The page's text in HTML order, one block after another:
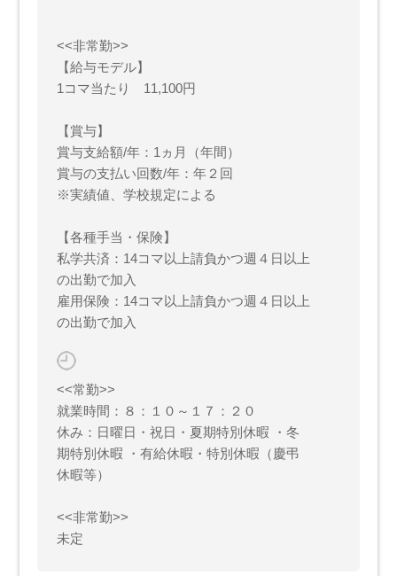
<<非常勤>>
【給与モデル】
1コマ当たり 11,100円
【賞与】
賞与支給額/年：1ヵ月（年間）
賞与の支払い回数/年：年２回
※実績値、学校規定による
【各種手当・保険】
私学共済：14コマ以上請負かつ週４日以上
の出勤で加入
雇用保険：14コマ以上請負かつ週４日以上
の出勤で加入
<<常勤>>
就業時間：８：１０～１７：２０
休み：日曜日・祝日・夏期特別休暇 ・冬
期特別休暇 ・有給休暇・特別休暇（慶弔
休暇等）
<<非常勤>>
未定